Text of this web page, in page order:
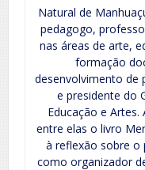
Natural de
pedagogo,
nas áreas de arte,
formação
desenvolvimento de
e presidente do
Educação e
entre elas o livro
à reflexão sobre o
como organizador